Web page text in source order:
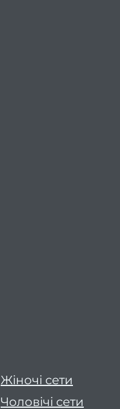
Жіночі сети
Чоловічі сети